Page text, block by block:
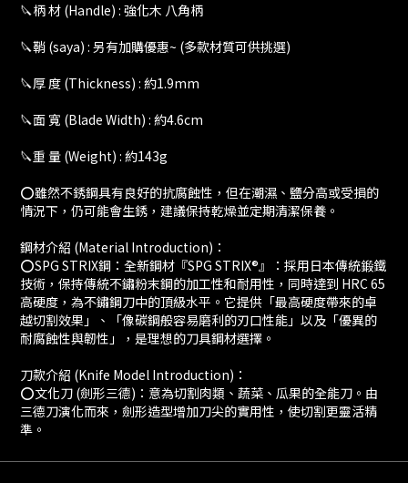
🔪柄 材 (Handle) : 強化木 八角柄
🔪鞘 (saya) : 另有加購優惠~ (多款材質可供挑選)
🔪厚 度 (Thickness) : 約1.9mm
🔪面 寬 (Blade Width) : 約4.6cm
🔪重 量 (Weight) : 約143g
⭕️雖然不銹鋼具有良好的抗腐蝕性，但在潮濕、鹽分高或受損的
情況下，仍可能會生銹，建議保持乾燥並定期清潔保養。
鋼材介紹 (Material Introduction)：
⭕️SPG STRIX鋼：全新鋼材『SPG STRIX®』：採用日本傳統鍛鐵
技術，保持傳統不鏽粉末鋼的加工性和耐用性，同時達到 HRC 65
高硬度，為不鏽鋼刀中的頂級水平。它提供「最高硬度帶來的卓
越切割效果」、「像碳鋼般容易磨利的刃口性能」以及「優異的
耐腐蝕性與韌性」，是理想的刀具鋼材選擇。
刀款介紹 (Knife Model Introduction)：
⭕️文化刀 (劍形三德)：意為切割肉類、蔬菜、瓜果的全能刀。由
三德刀演化而來，劍形造型增加刀尖的實用性，使切割更靈活精
準。